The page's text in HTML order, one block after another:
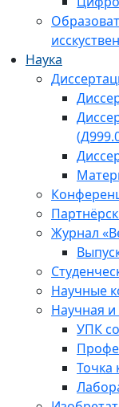
Наука
Журнал
Научные
Научная и
УПК
Точка